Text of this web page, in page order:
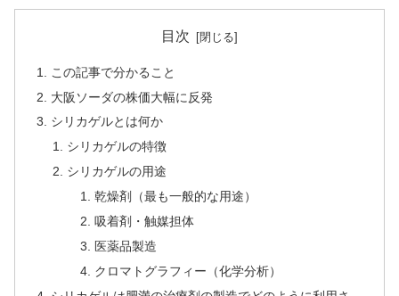
目次
この記事で分かること
大阪ソーダの株価大幅に反発
シリカゲルとは何か
シリカゲルの特徴
シリカゲルの用途
乾燥剤（最も一般的な用途）
吸着剤・触媒担体
医薬品製造
クロマトグラフィー（化学分析）